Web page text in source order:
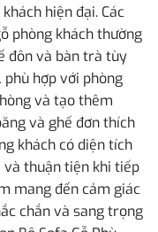
hiện đại. Các
phòng khách thường
đôn và bàn trà tùy
hợp với phòng
và tạo thêm
và ghế đơn thích
khách có diện tích
và thuận tiện khi tiếp
mang đến cảm giác
chắn và sang trọng